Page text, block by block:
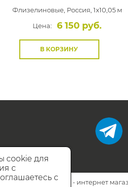
Флизелиновые, Россия, 1x10,05 м
Цена:
6 150 руб.
В КОРЗИНУ
© 2026 Walls.ru - интернет
cookie для
с
с